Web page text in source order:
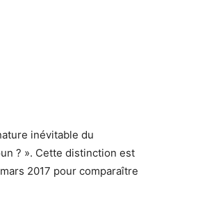
inévitable du
? ». Cette distinction est
2017 pour comparaître